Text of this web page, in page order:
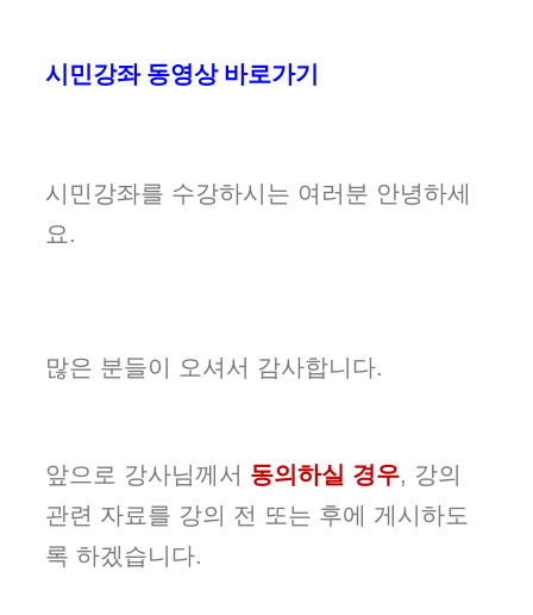
시민강좌 동영상 바로가기
시민강좌를 수강하시는 여러분 안녕하세
요.
많은 분들이 오셔서 감사합니다.
앞으로 강사님께서 동의하실 경우, 강의
관련 자료를 강의 전 또는 후에 게시하도
록 하겠습니다.